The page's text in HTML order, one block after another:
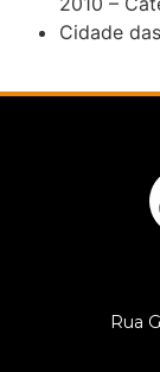
Cidade
Rua